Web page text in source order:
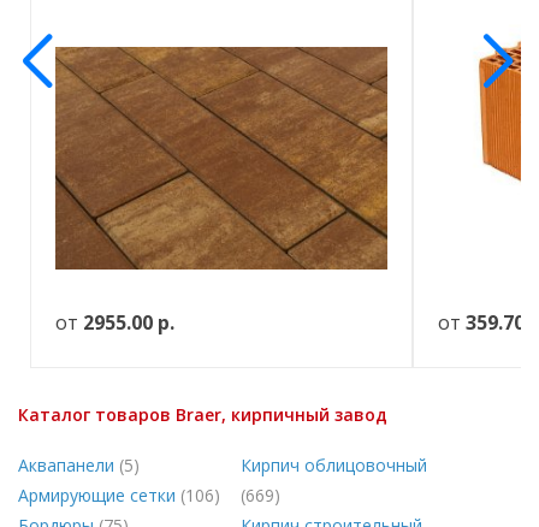
от 2955.00 р. от359.70
Каталог товаров Braer, кирпичный завод
Аквапанели (5)
Армирующие сетки (106)
Кирпич облицовочный
(669)